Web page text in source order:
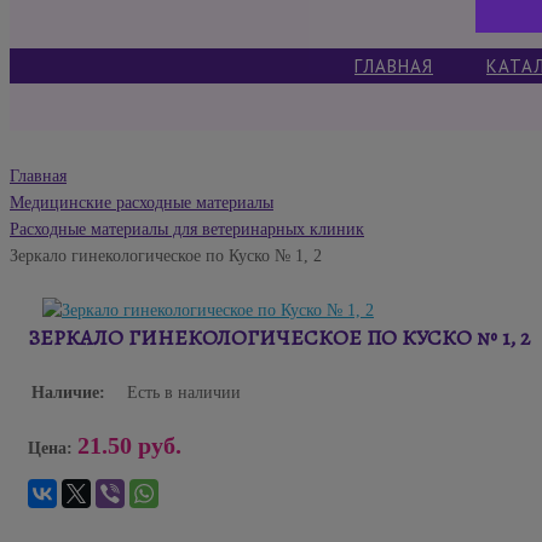
ГЛАВНАЯ
Главная
Медицинские расходные материалы
Расходные материалы для ветеринарных клиник
Зеркало гинекологическое по Куско № 1, 2
ЗЕРКАЛО ГИНЕКОЛОГИЧЕСКОЕ ПО КУСКО № 1, 2
Наличие: Есть в наличии
Цена: 21.50 руб.